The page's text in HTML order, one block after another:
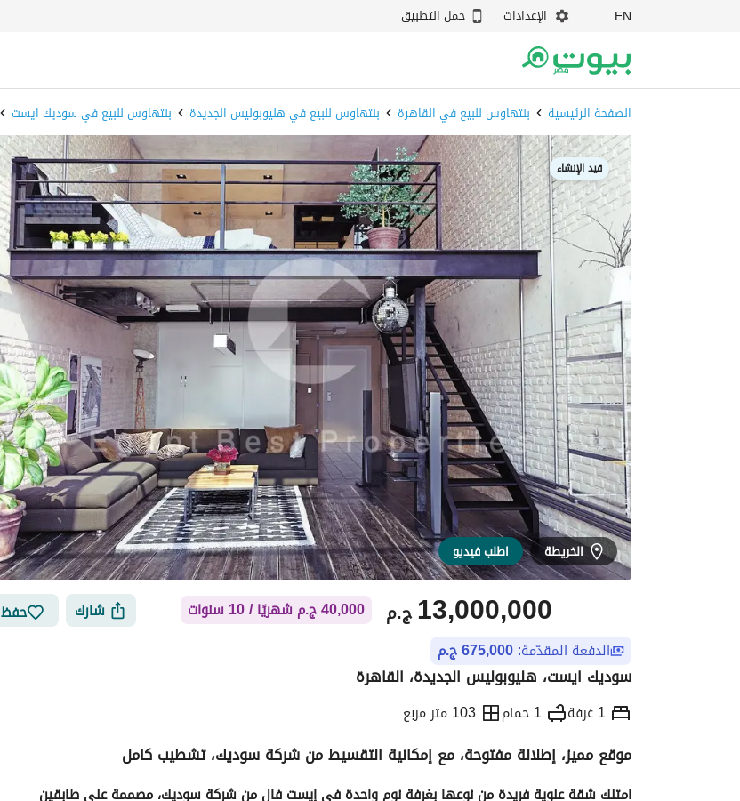
EN الإعدادات حمل التطبيق
الصفحة الرئيسية بنتهاوس للبيع في القاهرة بنتهاوس للبيع في هليوبوليس الجديدة بنتهاوس للبيع في سوديك ايست
قيد الإنشاء
الخريطة اطلب فيديو
ج.م13,000,000 40,000 ج.م شهريًا / 10 سنوات شارك حفظ
الدفعة المقدّمة: 675,000 ج.م
سوديك ايست، هليوبوليس الجديدة، القاهرة
1 غرفة 1 حمام 103 متر مربع
التفاصيل الاتجاهات والمؤشرات
موقع مميز، إطلالة مفتوحة، مع إمكانية التقسيط من شركة سوديك، تشطيب كامل